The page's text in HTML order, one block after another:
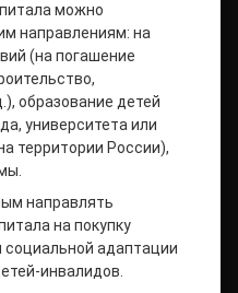
можно
направлениям: на
(на погашение
образование детей
университета или
территории России),
направлять
на покупку
социальной адаптации
инвалидов.